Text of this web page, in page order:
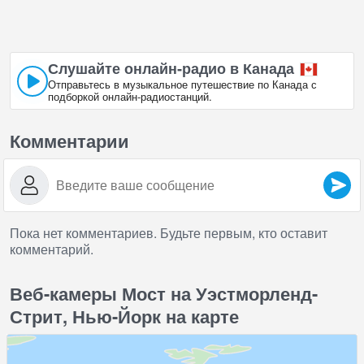
Слушайте онлайн‑радио в Канада
Отправьтесь в музыкальное путешествие по Канада с
подборкой онлайн‑радиостанций.
Комментарии
Пока нет комментариев. Будьте первым, кто оставит
комментарий.
Веб-камеры Мост на Уэстморленд-
Стрит, Нью-Йорк на карте